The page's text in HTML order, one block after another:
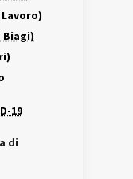
Lavoro)
Biagi)
19
di